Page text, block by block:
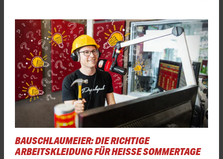
BAUSCHLAUMEIER: DIE RICHTIGE
ARBEITSKLEIDUNG FÜR HEISSE SOMMERTAGE